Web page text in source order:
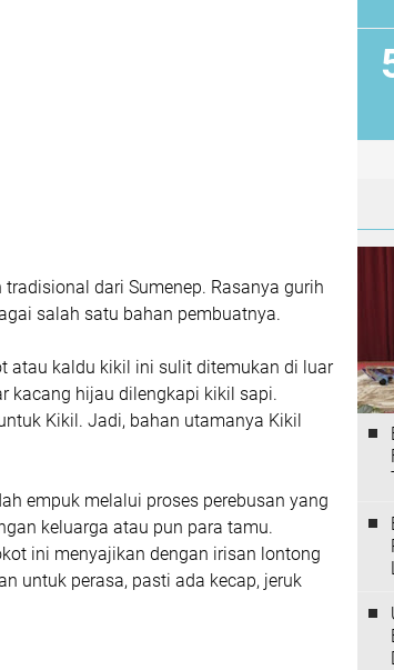
dari Sumenep. Rasanya gurih
salah satu bahan pembuatnya.
atau kaldu kikil ini sulit ditemukan di luar
kacang hijau dilengkapi kikil sapi.
Kikil. Jadi, bahan utamanya Kikil
empuk melalui proses perebusan yang
keluarga atau pun para tamu.
ini menyajikan dengan irisan lontong
untuk perasa, pasti ada kecap, jeruk